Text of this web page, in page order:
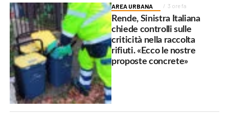
AREA URBANA 3 ore fa
Rende, Sinistra Italiana
chiede controlli sulle
criticità nella raccolta
rifiuti. «Ecco le nostre
proposte concrete»